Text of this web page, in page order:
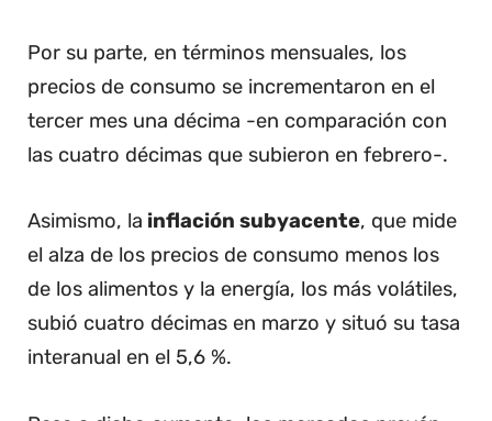
Por su parte, en términos mensuales, los
precios de consumo se incrementaron en el
tercer mes una décima -en comparación con
las cuatro décimas que subieron en febrero-.
Asimismo, la inflación subyacente, que mide
el alza de los precios de consumo menos los
de los alimentos y la energía, los más volátiles,
subió cuatro décimas en marzo y situó su tasa
interanual en el 5,6 %.